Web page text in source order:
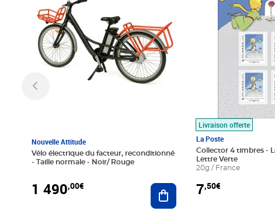
Nouvelle Attitude
Vélo électrique du facteur, reconditionné
- Taille normale - Noir/ Rouge
1 490,00€ Ajouter au panier
Livraison offerte
La Poste
Collector 4 timbres -
Lettre Verte
20g / France
7,50€